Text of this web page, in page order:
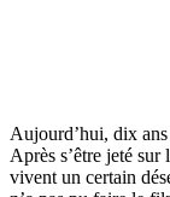
Aujourd’hui, dix
Après s’être jeté sur
vivent un certain